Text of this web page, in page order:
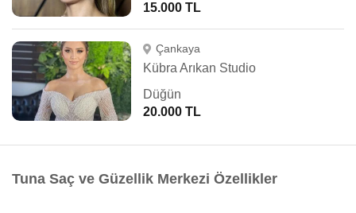
15.000 TL
Çankaya
Kübra Arıkan Studio
Düğün
20.000 TL
Tuna Saç ve Güzellik Merkezi Özellikler